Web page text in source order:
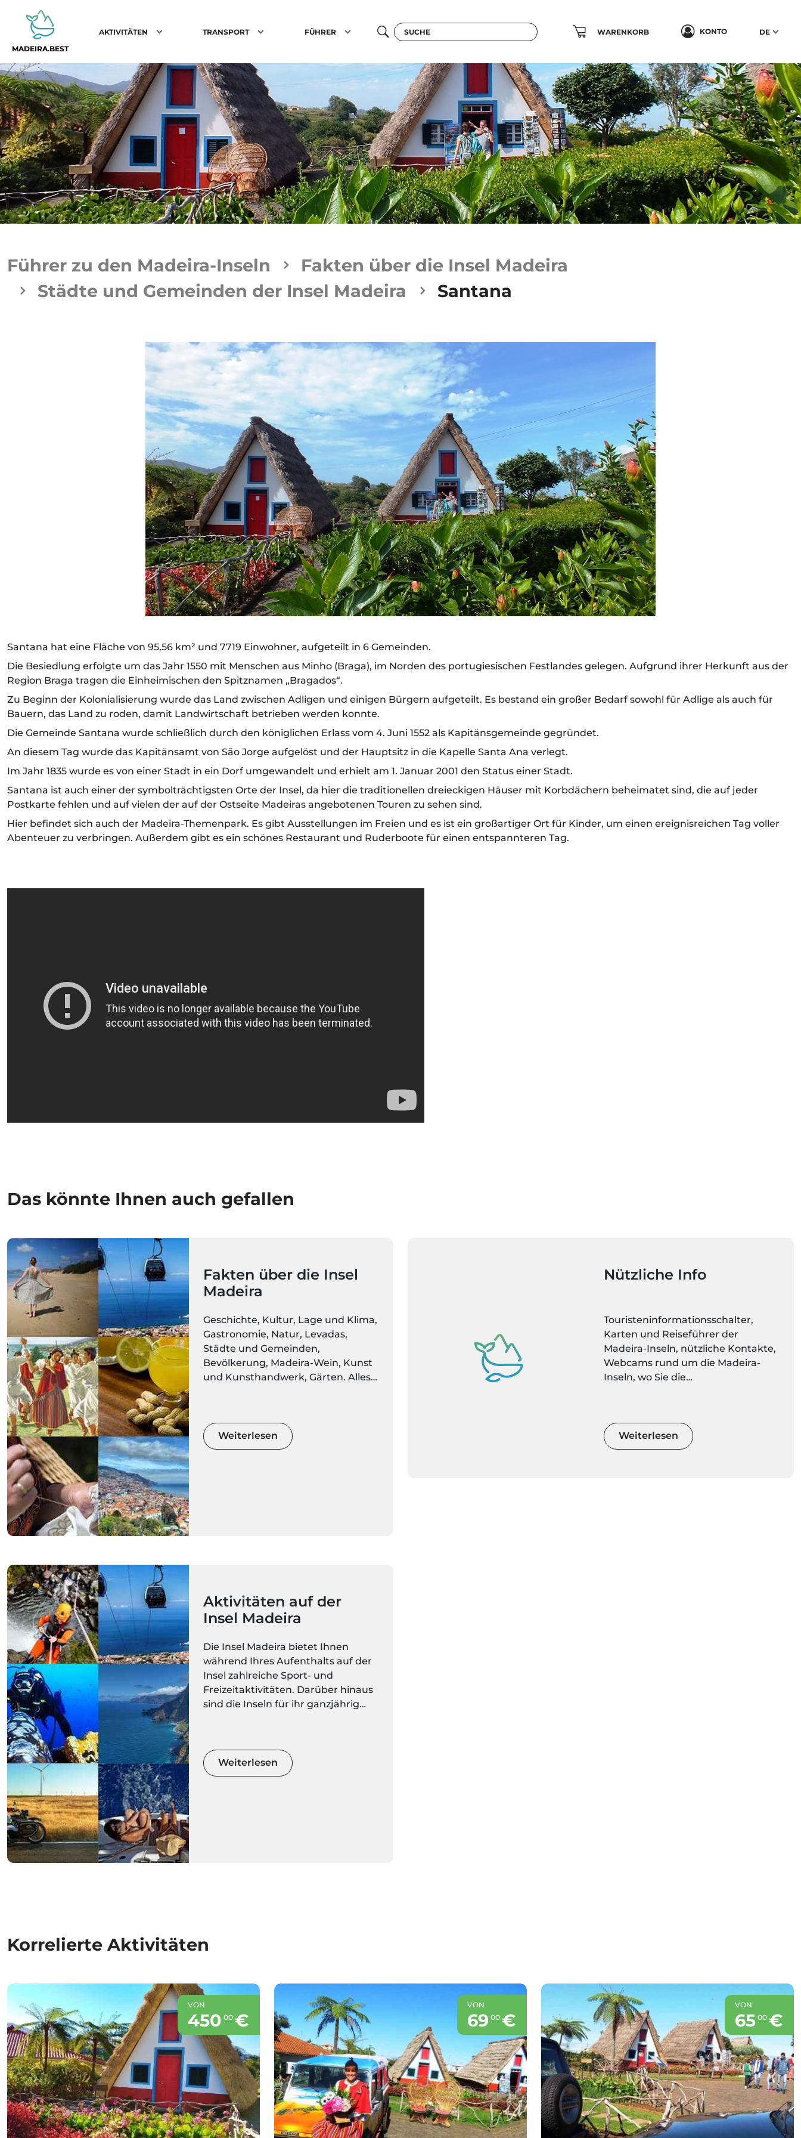
MADEIRA.BEST
AKTIVITÄTEN TRANSPORT FÜHRER WARENKORB KONTO DE
Führer zu den Madeira-Inseln
Fakten über die Insel Madeira
Städte und Gemeinden der Insel Madeira
Santana
Santana hat eine Fläche von 95,56 km² und 7719 Einwohner, aufgeteilt in 6 Gemeinden.
Die Besiedlung erfolgte um das Jahr 1550 mit Menschen aus Minho (Braga), im Norden des portugiesischen Festlandes gelegen. Aufgrund ihrer Herkunft aus der
Region Braga tragen die Einheimischen den Spitznamen „Bragados“.
Zu Beginn der Kolonialisierung wurde das Land zwischen Adligen und einigen Bürgern aufgeteilt. Es bestand ein großer Bedarf sowohl für Adlige als auch für
Bauern, das Land zu roden, damit Landwirtschaft betrieben werden konnte.
Die Gemeinde Santana wurde schließlich durch den königlichen Erlass vom 4. Juni 1552 als Kapitänsgemeinde gegründet.
An diesem Tag wurde das Kapitänsamt von São Jorge aufgelöst und der Hauptsitz in die Kapelle Santa Ana verlegt.
Im Jahr 1835 wurde es von einer Stadt in ein Dorf umgewandelt und erhielt am 1. Januar 2001 den Status einer Stadt.
Santana ist auch einer der symbolträchtigsten Orte der Insel, da hier die traditionellen dreieckigen Häuser mit Korbdächern beheimatet sind, die auf jeder
Postkarte fehlen und auf vielen der auf der Ostseite Madeiras angebotenen Touren zu sehen sind.
Hier befindet sich auch der Madeira-Themenpark. Es gibt Ausstellungen im Freien und es ist ein großartiger Ort für Kinder, um einen ereignisreichen Tag voller
Abenteuer zu verbringen. Außerdem gibt es ein schönes Restaurant und Ruderboote für einen entspannteren Tag.
Das könnte Ihnen auch gefallen
Fakten über die Insel
Madeira
Geschichte, Kultur, Lage und Klima,
Gastronomie, Natur, Levadas,
Städte und Gemeinden,
Bevölkerung, Madeira-Wein, Kunst
und Kunsthandwerk, Gärten. Alles,
Umgebungen voller Farben und
Bewegung zu entdecken
Weiterlesen
Nützliche Info
Touristeninformationsschalter,
Karten und Reiseführer der
Madeira-Inseln, nützliche Kontakte,
Webcams rund um die Madeira-
Inseln, wo Sie die
regelmäßig aktualisieren können.
Weiterlesen
Aktivitäten auf der
Insel Madeira
Die Insel Madeira bietet Ihnen
während Ihres Aufenthalts auf der
Insel zahlreiche Sport- und
Freizeitaktivitäten. Darüber hinaus
sind die Inseln für ihr ganzjährig
Bei solch vielfältigen und herrlichen
Naturräumen können Sie eine
Weiterlesen
Korrelierte Aktivitäten
VON
450 00 €
VON
69 00 €
VON
65 00 €